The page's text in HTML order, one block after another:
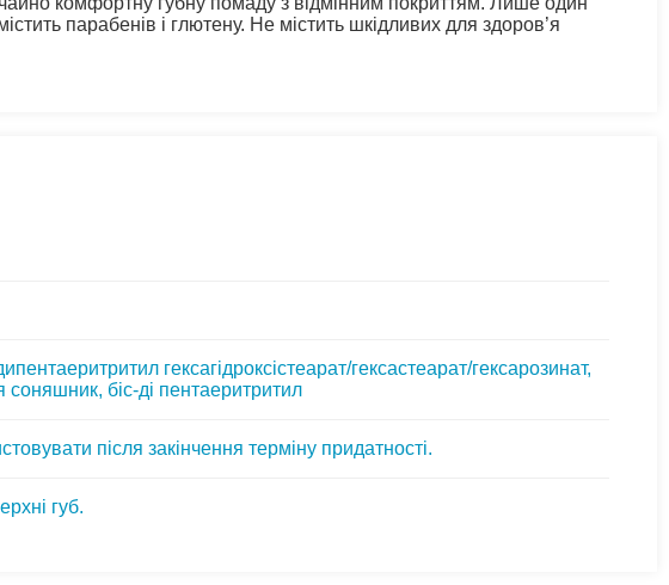
парабенів і глютену. Не містить шкідливих для здоров’я
гексагідроксістеарат/гексастеарат/гексарозинат,
соняшник, біс-ді пентаеритритил
після закінчення терміну придатності.
губ.